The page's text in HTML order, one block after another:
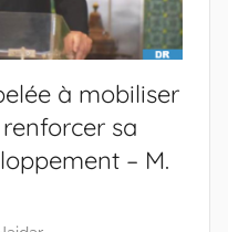
à mobiliser
sa
– M.